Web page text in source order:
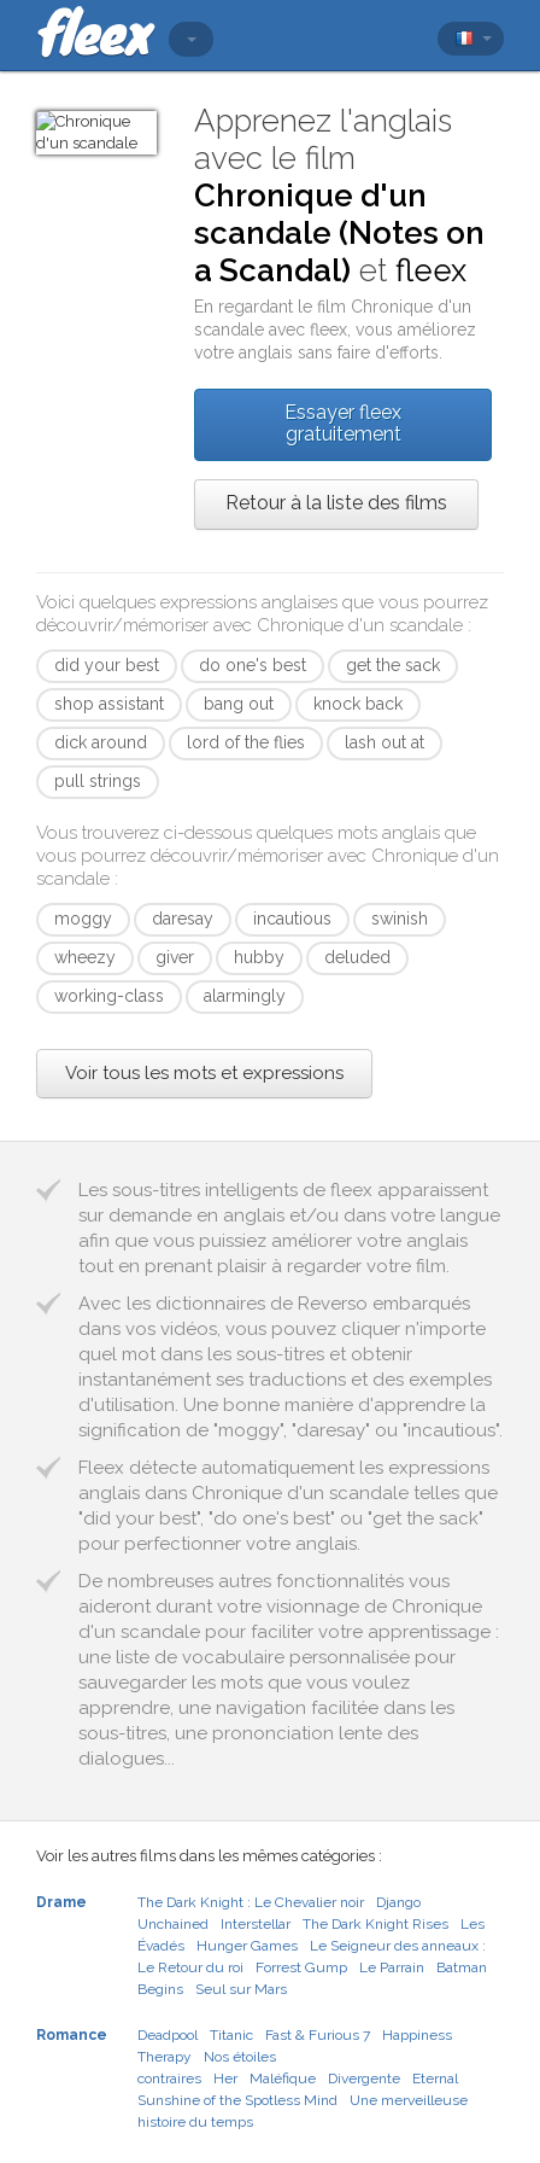
Apprenez l'anglais
avec le film
Chronique d'un
scandale (Notes on
a Scandal) etfleex
En regardant le film Chronique d'un
scandale avecfleex , vous améliorez
votre anglais sans faire d'efforts.
Essayer fleex
gratuitement
Retour à la liste des films
Voici quelques expressions anglaises que vous pourrez
découvrir/mémoriser avec Chronique d'un scandale :
did your best do one's best
get the sack
shop assistant
bang out
knock back
dick around
lord of the flies
lash out at
pull strings
Vous trouverez ci-dessous quelques mots anglais que
vous pourrez découvrir/mémoriser avec Chronique d'un
scandale :
moggy daresay incautious
swinish
wheezy
giver hubby
deluded
working-class
alarmingly
Voir tous les mots et expressions
Les sous-titres intelligents de fleex apparaissent
sur demande en anglais et/ou dans votre langue
afin que vous puissiez améliorer votre anglais
tout en prenant plaisir à regarder votre film.
Avec les dictionnaires de Reverso embarqués
dans vos vidéos, vous pouvez cliquer n'importe
quel mot dans les sous-titres et obtenir
instantanément ses traductions et des exemples
d'utilisation. Une bonne manière d'apprendre la
signification de "moggy", "daresay" ou "incautious".
Fleex détecte automatiquement les expressions
anglais dans Chronique d'un scandale telles que
"did your best", "do one's best" ou "get the sack"
pour perfectionner votre anglais.
De nombreuses autres fonctionnalités vous
aideront durant votre visionnage de Chronique
d'un scandale pour faciliter votre apprentissage :
une liste de vocabulaire personnalisée pour
sauvegarder les mots que vous voulez
apprendre, une navigation facilitée dans les
sous-titres, une prononciation lente des
dialogues...
Voir les autres films dans les mêmes catégories :
Drame The Dark Knight : Le Chevalier noir
Django
Unchained
Interstellar The Dark Knight Rises
Les
Évadés
Hunger Games
Le Seigneur des anneaux :
Le Retour du roi
Forrest Gump Le Parrain
Batman
Begins
Seul sur Mars
Romance Deadpool Titanic Fast & Furious 7
Happiness
Therapy
Nos étoiles
contraires
Her Maléfique Divergente
Eternal
Sunshine of the Spotless Mind
Une merveilleuse
histoire du temps